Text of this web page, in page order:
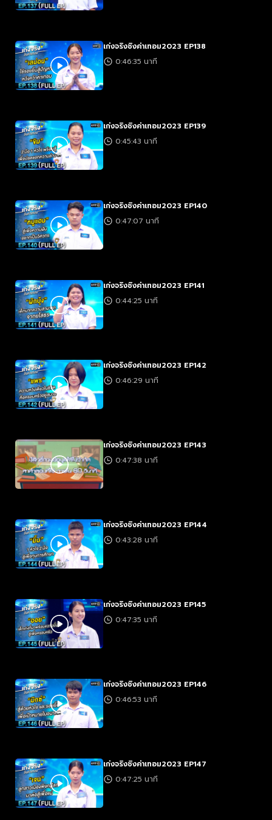
เก่งจริงชิงค่าเทอม2023 EP138
0:46:35 นาที
เก่งจริงชิงค่าเทอม2023 EP139
0:45:43 นาที
เก่งจริงชิงค่าเทอม2023 EP140
0:47:07 นาที
เก่งจริงชิงค่าเทอม2023 EP141
0:44:25 นาที
เก่งจริงชิงค่าเทอม2023 EP142
0:46:29 นาที
เก่งจริงชิงค่าเทอม2023 EP143
0:47:38 นาที
เก่งจริงชิงค่าเทอม2023 EP144
0:43:28 นาที
เก่งจริงชิงค่าเทอม2023 EP145
0:47:35 นาที
เก่งจริงชิงค่าเทอม2023 EP146
0:46:53 นาที
เก่งจริงชิงค่าเทอม2023 EP147
0:47:25 นาที